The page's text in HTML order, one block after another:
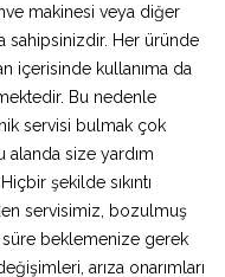
makinesi veya diğer
sahipsinizdir. Her üründe
içerisinde kullanıma da
Bu nedenle
servisi bulmak çok
alanda size yardım
şekilde sıkıntı
servisimiz, bozulmuş
süre beklemenize gerek
arıza onarımları